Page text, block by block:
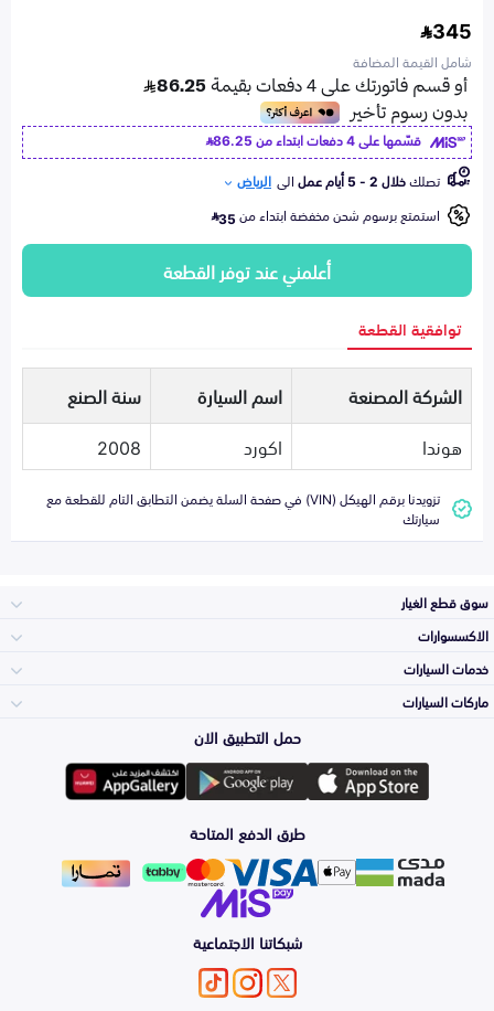
345
شامل القيمة المضافة
قسّمها على 4 دفعات ابتداء من
86.25
تصلكخلال 2 - 5 أيام عمل الى الرياض
استمتع برسوم شحن مخفضة ابتداء من35
أعلمني عند توفر القطعة
توافقية القطعة
الشركة المصنعة اسم السيارة
سنة الصنع
هوندا
اكورد 2008
تزويدنا برقم الهيكل (VIN) في صفحة السلة يضمن التطابق التام للقطعة مع
سيارتك
سوق قطع الغيار
المكائن، القيرات
وملحقاتها
الشمعات
والاصطبات (الاضاءة)
الفرامل والأقمشة
الاكسسوارات
لوازم الرحلات
اكسسوارات العناية
الزيوت و السوائل
خدمات السيارات
الأكثر مبيعاً
التلميع والعناية
حماية مقدمة السيارة
ماركات السيارات
تويوتا
هيونداي
كيا
حمل التطبيق الان
طرق الدفع المتاحة
شبكاتنا الاجتماعية